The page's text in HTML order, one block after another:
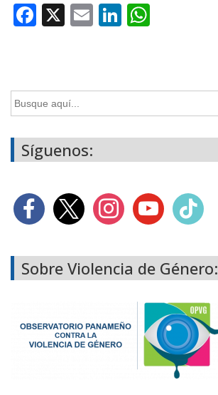
Facebook
X EmailLinkedIn
Buscar:
Síguenos:
Sobre Violencia de Género: